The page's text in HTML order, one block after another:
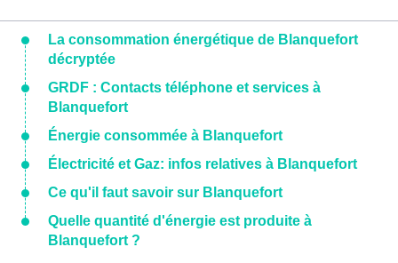
La consommation énergétique de Blanquefort
décryptée
GRDF : Contacts téléphone et services à
Blanquefort
Énergie consommée à Blanquefort
Électricité et Gaz: infos relatives à Blanquefort
Ce qu'il faut savoir sur Blanquefort
Quelle quantité d'énergie est produite à
Blanquefort ?